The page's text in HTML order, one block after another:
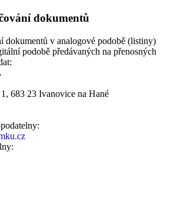
dokumentů
dokumentů v analogové podobě (listiny)
podobě předávaných na přenosných
683 23 Ivanovice na Hané